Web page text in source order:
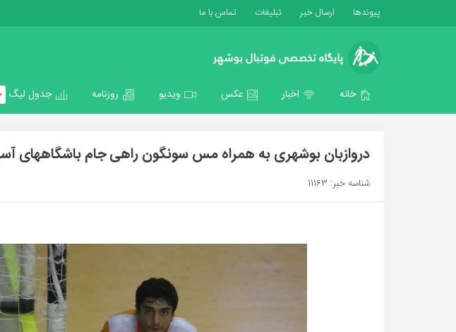
پیوندها ارسال خبر تبلیغات تماس با ما
خانه اخبار عکس ویدیو روزنامه جدول لیگ
دروازبان بوشهری به همراه مس سونگون راهی جام باشگاههای
شناسه خبر: 11163